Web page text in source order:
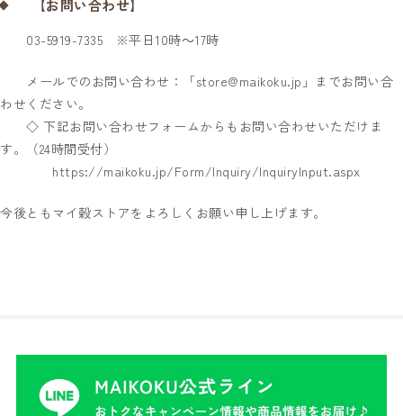
【お問い合わせ】
03-5919-7335 ※平日10時～17時
メールでのお問い合わせ：「store@maikoku.jp」までお問い合
わせください。
◇ 下記お問い合わせフォームからもお問い合わせいただけま
す。（24時間受付）
https://maikoku.jp/Form/Inquiry/InquiryInput.aspx
今後ともマイ穀ストアをよろしくお願い申し上げます。